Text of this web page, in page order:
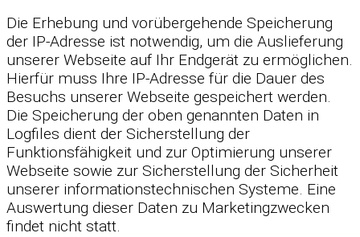
Die Erhebung und vorübergehende Speicherung
der IP-Adresse ist notwendig, um die Auslieferung
unserer Webseite auf Ihr Endgerät zu ermöglichen.
Hierfür muss Ihre IP-Adresse für die Dauer des
Besuchs unserer Webseite gespeichert werden.
Die Speicherung der oben genannten Daten in
Logfiles dient der Sicherstellung der
Funktionsfähigkeit und zur Optimierung unserer
Webseite sowie zur Sicherstellung der Sicherheit
unserer informationstechnischen Systeme. Eine
Auswertung dieser Daten zu Marketingzwecken
findet nicht statt.